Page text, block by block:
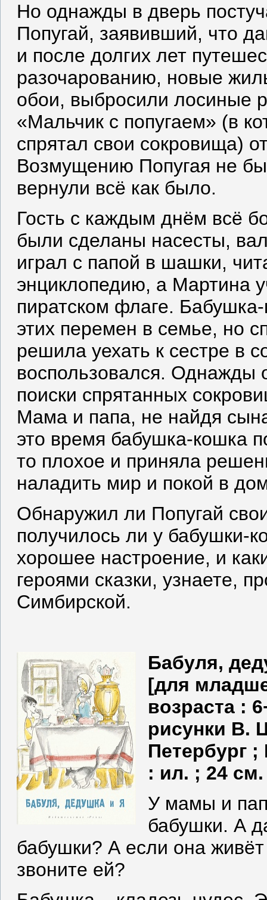
Но однажды в дверь
Попугай, заявивший, что
и после долгих лет
разочарованию, новые
обои, выбросили лосиные
«Мальчик с попугаем» (в
спрятал свои сокровища)
Возмущению Попугая не
вернули всё как было.
Гость с каждым днём всё
были сделаны насесты,
играл с папой в шашки,
энциклопедию, а Мартина
пиратском флаге.
этих перемен в семье, но
решила уехать к сестре в
воспользовался. Однажды
поиски спрятанных
Мама и папа, не найдя
это время бабушка-кошка
то плохое и приняла
наладить мир и покой в
Обнаружил ли Попугай
получилось ли у бабушки-
хорошее настроение, и
героями сказки, узнаете,
Симбирской.
Бабуля,
[для
возраста :
рисунки В.
Петербург
: ил. ; 24
У мамы и
бабушки. А
бабушки? А если она
звоните ей?